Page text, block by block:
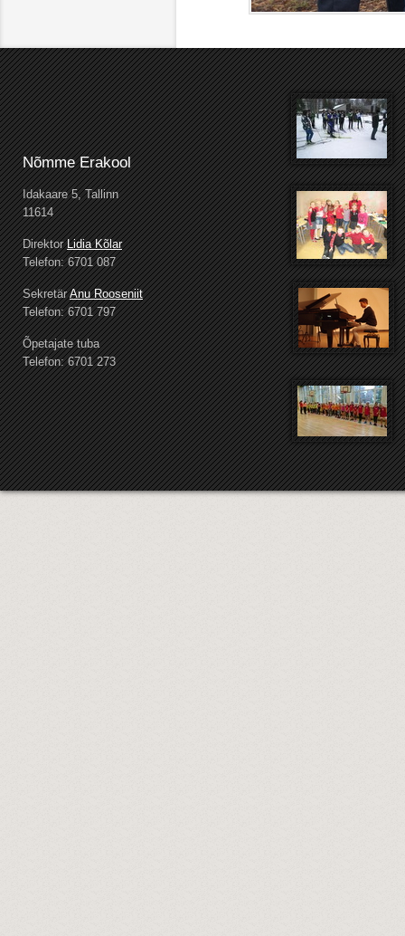
Nõmme Erakool
Idakaare 5, Tallinn
11614
DirektorLidia Kõlar
Telefon: 6701 087
SekretärAnu Rooseniit
Telefon: 6701 797
Õpetajate tuba
Telefon: 6701 273